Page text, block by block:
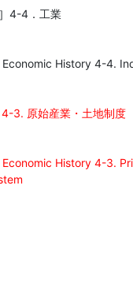
4-4．工業
History 4-4.
3. 原始産業・土地制度
History 4-3.